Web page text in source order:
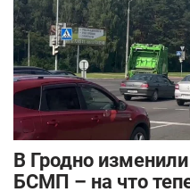
В Гродно
БСМП – на что